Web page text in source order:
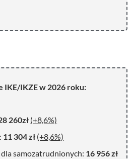
IKE/IKZE w 2026 roku:
260zł (+8,6%)
11 304 zł (+8,6%)
samozatrudnionych: 16 956 zł